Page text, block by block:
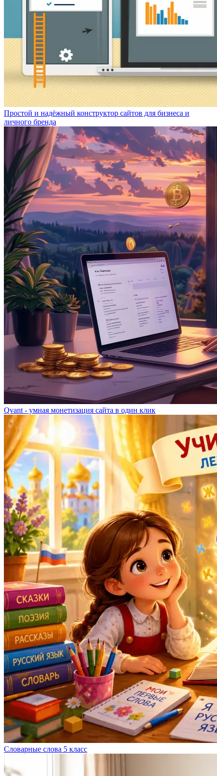
Простой и надёжный конструктор сайтов для бизнеса и
личного бренда
Qvant - умная монетизация сайта в один клик
Словарные слова 5 класс